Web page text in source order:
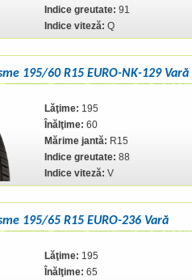
Indice greutate: 91
Indice viteză: Q
195/60 R15 EURO-NK-129 Vară
Lăţime: 195
Înălţime: 60
Mărime jantă: R15
Indice greutate: 88
Indice viteză: V
195/65 R15 EURO-236 Vară
Lăţime: 195
Înălţime: 65